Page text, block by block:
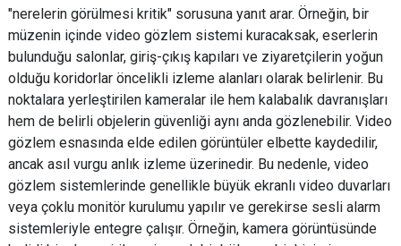
"nerelerin görülmesi kritik" sorusuna yanıt arar. Örneğin, bir
müzenin içinde video gözlem sistemi kuracaksak, eserlerin
bulunduğu salonlar, giriş-çıkış kapıları ve ziyaretçilerin yoğun
olduğu koridorlar öncelikli izleme alanları olarak belirlenir. Bu
noktalara yerleştirilen kameralar ile hem kalabalık davranışları
hem de belirli objelerin güvenliği aynı anda gözlenebilir. Video
gözlem esnasında elde edilen görüntüler elbette kaydedilir,
ancak asıl vurgu anlık izleme üzerinedir. Bu nedenle, video
gözlem sistemlerinde genellikle büyük ekranlı video duvarları
veya çoklu monitör kurulumu yapılır ve gerekirse sesli alarm
sistemleriyle entegre çalışır. Örneğin, kamera görüntüsünde